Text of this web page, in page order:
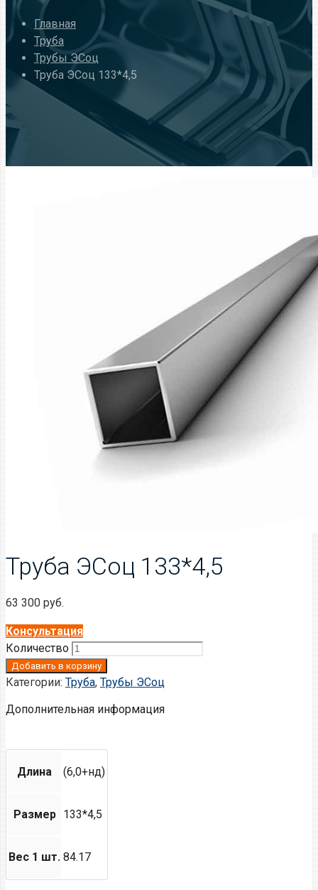
Главная
Труба
Трубы ЭСоц
Труба ЭСоц 133*4,5
Труба ЭСоц 133*4,5
63 300 руб.
Консультация
Количество
Добавить в корзину
Категории: Труба, Трубы ЭСоц
Дополнительная информация
Длина (6,0+нд)
Размер 133*4,5
Вес 1 шт. 84.17